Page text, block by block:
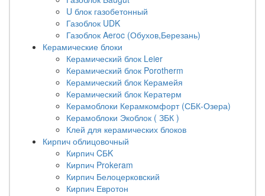
U блок газобетонный
Газоблок UDK
Газоблок Aeroc (Обухов,Березань)
Керамические блоки
Керамический блок Leier
Керамический блок Porotherm
Керамический блок Керамейя
Керамический блок Кератерм
Керамоблоки Керамкомфорт (СБК-Озера)
Керамоблоки Экоблок ( ЗБК )
Клей для керамических блоков
Кирпич облицовочный
Кирпич CБK
Кирпич Prokeram
Кирпич Белоцерковский
Кирпич Евротон